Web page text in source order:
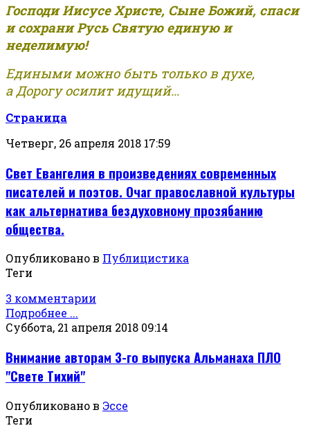
Господи Иисусе Христе, Сыне Божий, спаси
и сохрани Русь Святую единую и
неделимую!
Едиными можно быть только в духе,
а Дорогу осилит идущий...
Страница
Четверг, 26 апреля 2018 17:59
Свет Евангелия в произведениях современных
писателей и поэтов. Очаг православной культуры
как альтернатива бездуховному прозябанию
общества.
Опубликовано в Публицистика
Теги
3 комментарии
Подробнее ...
Суббота, 21 апреля 2018 09:14
Внимание авторам 3-го выпуска Альманаха ПЛО
"Свете Тихий"
Опубликовано в Эссе
Теги